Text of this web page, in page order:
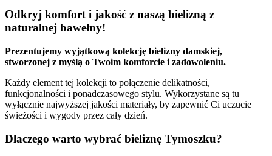
Odkryj komfort i jakość z naszą bielizną z
naturalnej bawełny!
Prezentujemy wyjątkową kolekcję bielizny damskiej,
stworzonej z myślą o Twoim komforcie i zadowoleniu.
Każdy element tej kolekcji to połączenie delikatności,
funkcjonalności i ponadczasowego stylu. Wykorzystane są tu
wyłącznie najwyższej jakości materiały, by zapewnić Ci uczucie
świeżości i wygody przez cały dzień.
Dlaczego warto wybrać bieliznę Tymoszku?